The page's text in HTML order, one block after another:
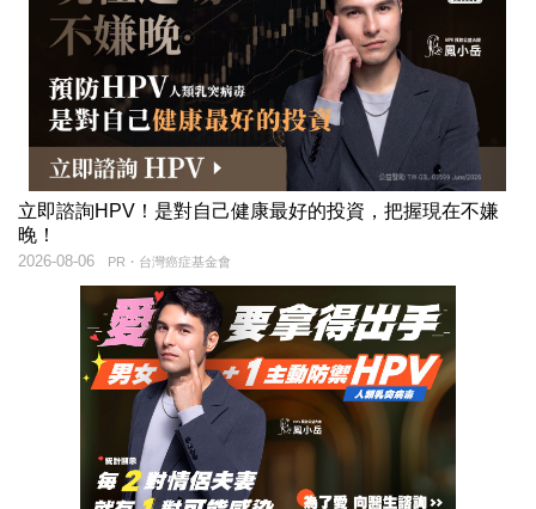
立即諮詢HPV！是對自己健康最好的投資，把握現在不嫌
晚！
PR・台灣癌症基金會
2026-08-06